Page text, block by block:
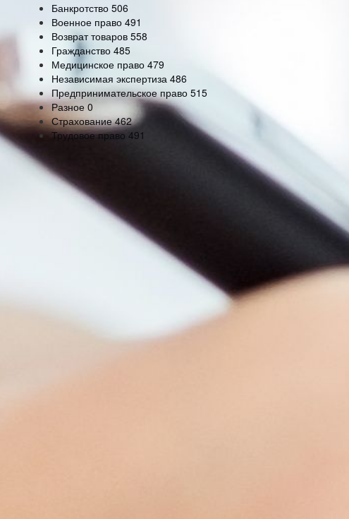
Банкротство 506
Военное право 491
Возврат товаров 558
Гражданство 485
Медицинское право 479
Независимая экспертиза 486
Предпринимательское право 515
Разное 0
Страхование462
Трудовое право 491